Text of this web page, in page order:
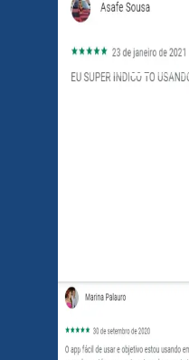
Previous
Previous